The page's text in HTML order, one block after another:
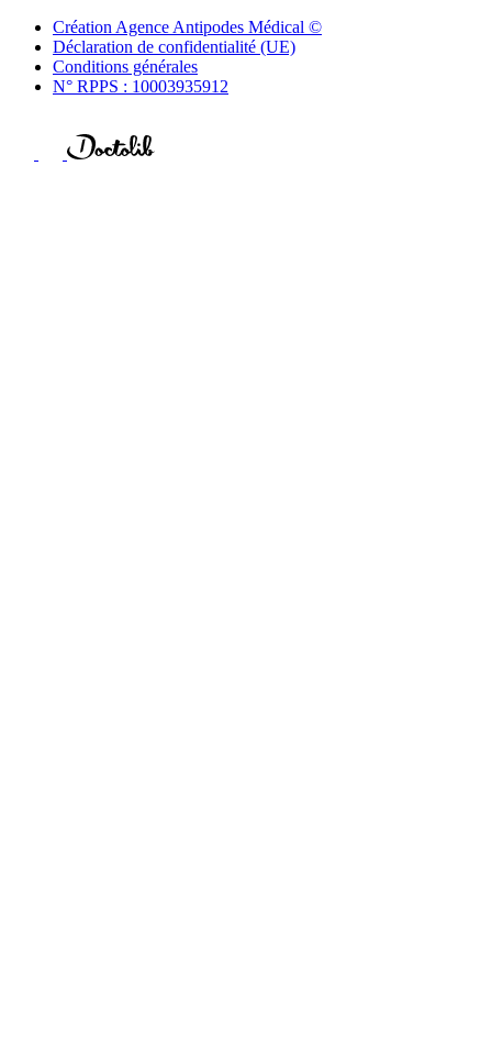
Création Agence Antipodes Médical ©
Déclaration de confidentialité (UE)
Conditions générales
N° RPPS : 10003935912